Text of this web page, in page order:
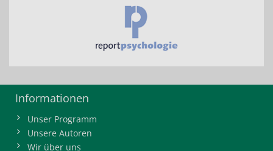
Informationen
Unser Programm
Unsere Autoren
Wir über uns